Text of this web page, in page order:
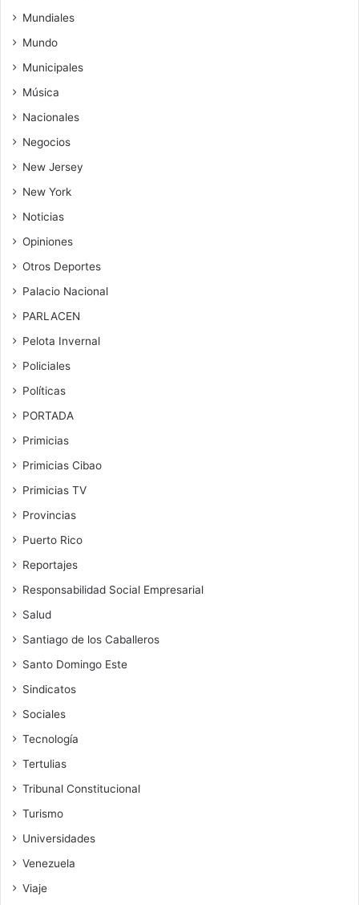
Mundiales
Mundo
Municipales
Música
Nacionales
Negocios
New Jersey
New York
Noticias
Opiniones
Otros Deportes
Palacio Nacional
PARLACEN
Pelota Invernal
Policiales
Políticas
PORTADA
Primicias
Primicias Cibao
Primicias TV
Provincias
Puerto Rico
Reportajes
Responsabilidad Social Empresarial
Salud
Santiago de los Caballeros
Santo Domingo Este
Sindicatos
Sociales
Tecnología
Tertulias
Tribunal Constitucional
Turismo
Universidades
Venezuela
Viaje